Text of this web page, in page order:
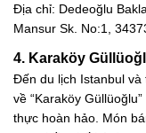
Địa chỉ: Dedeoğlu
Mansur Sk. No:1,
4. Karaköy
Đến du lịch Istanbul
về “Karaköy
thực hoàn hảo. Món